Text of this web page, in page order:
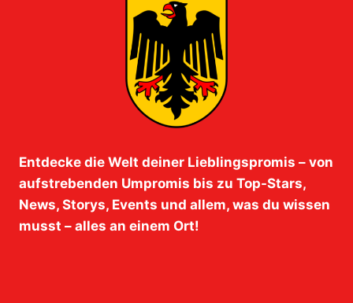
Entdecke die Welt deiner Lieblingspromis – von
aufstrebenden Umpromis bis zu Top-Stars,
News, Storys, Events und allem, was du wissen
musst – alles an einem Ort!